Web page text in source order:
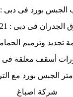
بورد فى دبى : 0565930521
فى دبى : 0565930521
تجديد وترميم
أسقف معلقة فى
الجبس بورد مع
شركة اصباغ